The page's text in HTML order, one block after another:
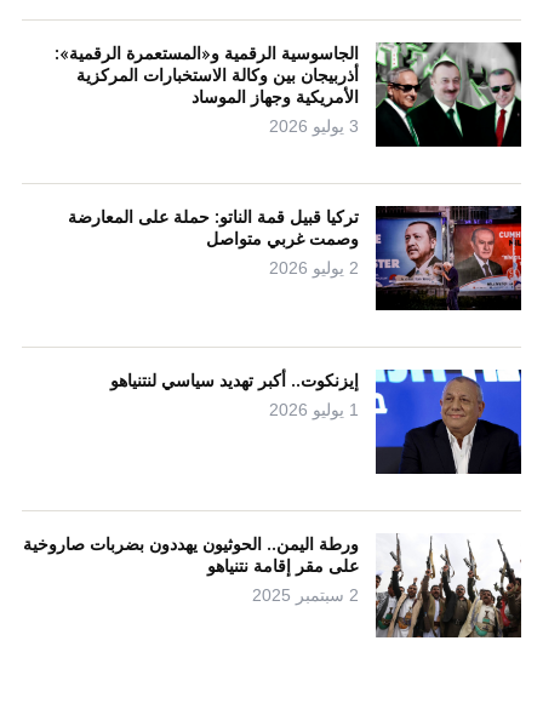
الجاسوسية الرقمية و«المستعمرة الرقمية»:
أذربيجان بين وكالة الاستخبارات المركزية
الأمريكية وجهاز الموساد
3 يوليو 2026
تركيا قبيل قمة الناتو: حملة على المعارضة
وصمت غربي متواصل
2 يوليو 2026
إيزنكوت.. أكبر تهديد سياسي لنتنياهو
1 يوليو 2026
ورطة اليمن.. الحوثيون يهددون بضربات صاروخية
على مقر إقامة نتنياهو
2 سبتمبر 2025